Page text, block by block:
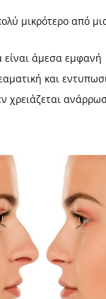
μικρότερο από
είναι άμεσα εμφανή
και
χρειάζεται